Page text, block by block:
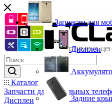
Каталог
Запчасти для мобильных
Дисплеи
Запчасти для
Дисплеи
Задние